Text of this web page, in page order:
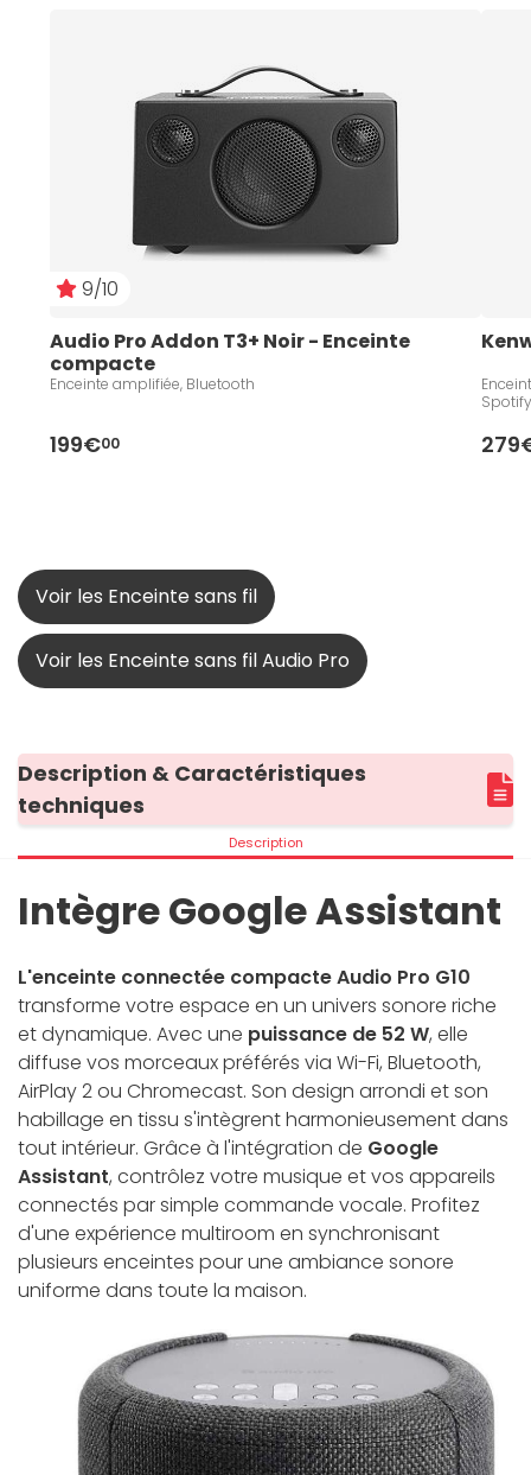
9/10
Audio Pro Addon T3+ Noir - Enceinte
compacte
Enceinte amplifiée, Bluetooth
199€00
Voir les Enceinte sans fil
Voir les Enceinte sans fil Audio Pro
Description & Caractéristiques
techniques
Description
Intègre Google Assistant
L'enceinte connectée compacte Audio Pro G10
transforme votre espace en un univers sonore riche
et dynamique. Avec une puissance de 52 W, elle
diffuse vos morceaux préférés via Wi-Fi, Bluetooth,
AirPlay 2 ou Chromecast. Son design arrondi et son
habillage en tissu s'intègrent harmonieusement dans
tout intérieur. Grâce à l'intégration de Google
Assistant, contrôlez votre musique et vos appareils
connectés par simple commande vocale. Profitez
d'une expérience multiroom en synchronisant
plusieurs enceintes pour une ambiance sonore
uniforme dans toute la maison.